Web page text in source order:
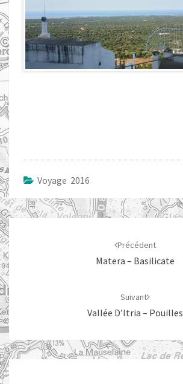
Voyage 2016
Navigation
d'article
Précédent
Matera – Basilicate
Suivant
Vallée D’Itria – Pouilles